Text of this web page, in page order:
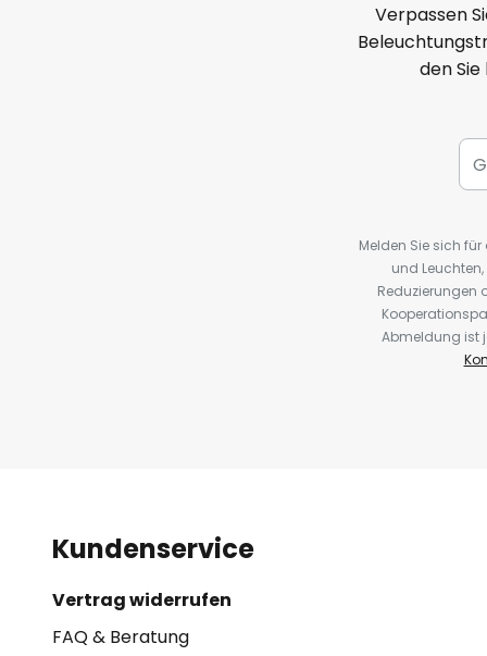
Verpassen
den
Melden Sie sich
und
Reduzierungen
Abmeldung ist
Kundenservice
Vertrag widerrufen
FAQ & Beratung